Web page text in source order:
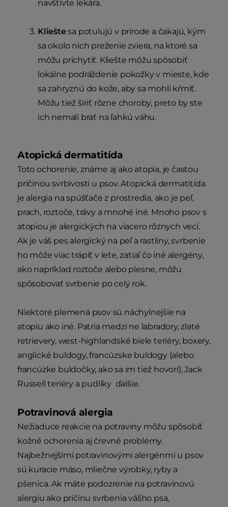
navštívte lekára.
Klieštesa potulujú v prírode a čakajú, kým
sa okolo nich preženie zviera, na ktoré sa
môžu prichytiť. Kliešte môžu spôsobiť
lokálne podráždenie pokožky v mieste, kde
sa zahryznú do kože, aby sa mohli kŕmiť.
Môžu tiež šíriť rôzne choroby, preto by ste
ich nemali brať na ľahkú váhu.
Atopická dermatitída
Toto ochorenie, známe aj ako atopia, je častou
príčinou svrbivosti u psov. Atopická dermatitída
je alergia na spúšťače z prostredia, ako je peľ,
prach, roztoče, trávy a mnohé iné. Mnoho psov s
atopiou je alergických na viacero rôznych vecí.
Ak je váš pes alergický na peľ a rastliny, svrbenie
ho môže viac trápiť v lete, zatiaľ čo iné alergény,
ako napríklad roztoče alebo plesne, môžu
spôsobovať svrbenie po celý rok.
Niektoré plemená psov sú náchylnejšie na
atopiu ako iné. Patria medzi ne labradory, zlaté
retrievery, west-highlandské biele teriéry, boxery,
anglické buldogy, francúzske buldogy (alebo
francúzke buldočky, ako sa im tiež hovorí), Jack
Russell teriéry a pudlíky ďalšie.
Potravinová alergia
Nežiaduce reakcie na potraviny môžu spôsobiť
kožné ochorenia aj črevné problémy.
Najbežnejšími potravinovými alergénmi u psov
sú kuracie mäso, mliečne výrobky, ryby a
pšenica. Ak máte podozrenie na potravinovú
alergiu ako príčinu svrbenia vášho psa,